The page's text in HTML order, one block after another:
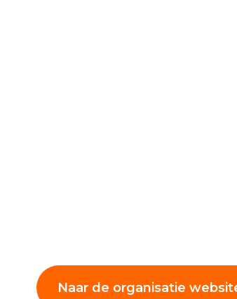
Naar de organisatie